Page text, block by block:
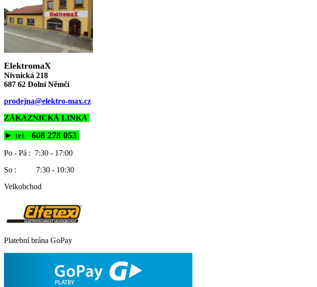
ElektromaX
Nivnická 218
687 62 Dolní Němčí
prodejna@elektro-max.cz
ZÁKAZNICKÁ LINKA
► tel. 608 278 053
Po - Pá : 7:30 - 17:00
So : 7:30 - 10:30
Velkobchod
Platební brána GoPay